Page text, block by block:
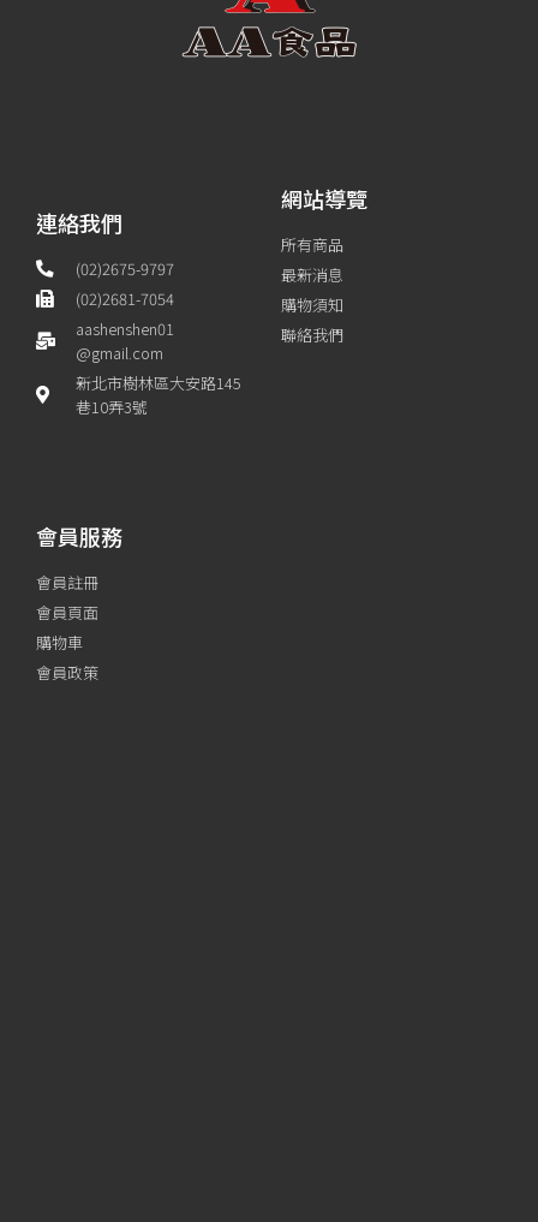
連絡我們
(02)2675-9797
(02)2681-7054
aashenshen01
@gmail.com
新北市樹林區大安路145
巷10弄3號
網站導覽
所有商品
最新消息
購物須知
聯絡我們
會員服務
會員註冊
會員頁面
購物車
會員政策